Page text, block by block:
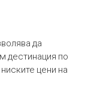
да
дестинация по
цени на